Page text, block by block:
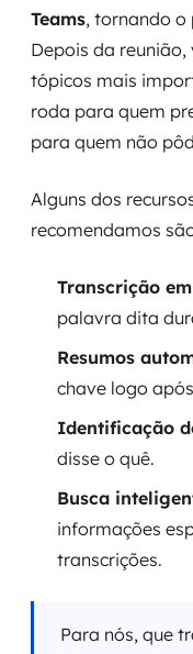
Teams, tornando o
Depois da reunião,
tópicos mais
roda para quem
para quem não
Alguns dos
recomendamos
Transcrição
palavra dita
Resumos
chave logo
Identificação
disse o quê.
Busca
informações
transcrições.
Para nós, que